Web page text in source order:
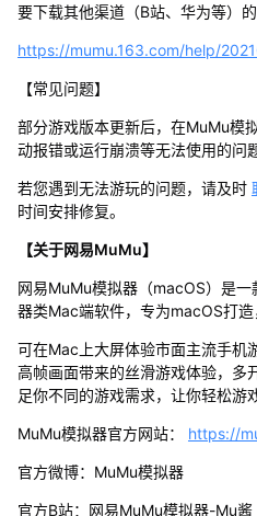
要下载其他渠道（B站、华为等）
https://mumu.163.com/help/
【常见问题】
部分游戏版本更新后，在MuMu模
动报错或运行崩溃等无法使用的问题
若您遇到无法游玩的问题，请及时
时间安排修复。
【关于网易MuMu】
网易MuMu模拟器（macOS）是
器类Mac端软件，专为macOS打造
可在Mac上大屏体验市面主流手机
高帧画面带来的丝滑游戏体验，多
足你不同的游戏需求，让你轻松游
MuMu模拟器官方网站： https://
官方微博：MuMu模拟器
官方B站：网易MuMu模拟器-Mu酱